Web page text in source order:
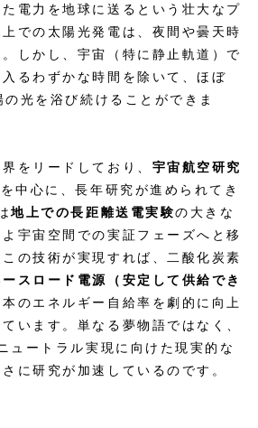
電力を地球に送るという壮大なプ
での太陽光発電は、夜間や曇天時
しかし、宇宙（特に静止軌道）で
るわずかな時間を除いて、ほぼ
光を浴び続けることができま
をリードしており、 宇宙航空研究
を中心に、長年研究が進められてき
地上での長距離送電実験の大きな
宇宙空間での実証フェーズへと移
の技術が実現すれば、二酸化炭素
ースロード電源（安定して供給でき
のエネルギー自給率を劇的に向上
います。単なる夢物語ではなく、
ュートラル実現に向けた現実的な
に研究が加速しているのです。